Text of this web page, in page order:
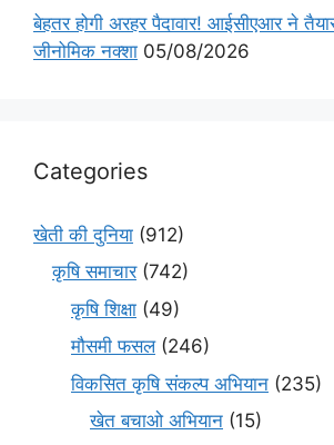
बेहतर होगी अरहर पैदावार! आईसीएआर ने
जीनोमिक नक्शा 05/08/2026
Categories
खेती की दुनिया (912)
कृषि समाचार(742)
कृषि शिक्षा (49)
मौसमी फसल(246)
विकसित कृषि संकल्प अभियान (235)
खेत बचाओ अभियान (15)